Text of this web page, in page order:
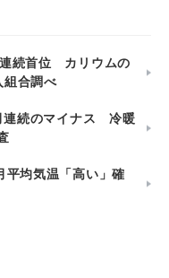
続首位 カリウムの
合調べ
連続のマイナス 冷暖
均気温「高い」確